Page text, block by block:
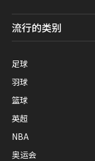
流行的类别
足球
羽球
篮球
英超
NBA
奥运会